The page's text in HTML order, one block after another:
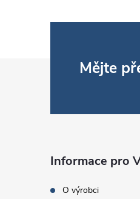
Mějte
Informace pro
O výrobci